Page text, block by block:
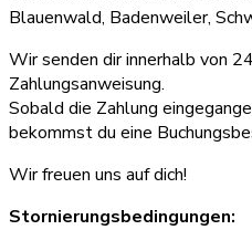
Blauenwald, Badenweiler,
Wir senden dir innerhalb von
Zahlungsanweisung.
Sobald die Zahlung
bekommst du eine
Wir freuen uns auf dich!
Stornierungsbedingungen: